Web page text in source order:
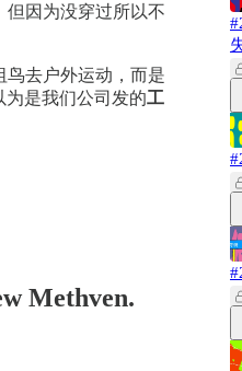
但因为没穿过所以不
鸟去户外运动，而是
为是我们公司发的工
Methven.